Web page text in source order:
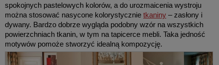
spokojnych pastelowych kolorów, a do urozmaicenia wystroju
można stosować nasycone kolorystycznie tkaniny – zasłony i
dywany. Bardzo dobrze wygląda podobny wzór na wszystkich
powierzchniach tkanin, w tym na tapicerce mebli. Taka jedność
motywów pomoże stworzyć idealną kompozycję.